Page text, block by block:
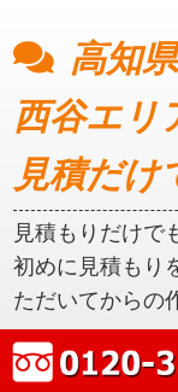
高知
西谷エリ
見積だけ
見積もりだけで
初めに見積もり
ただいてからの
高知